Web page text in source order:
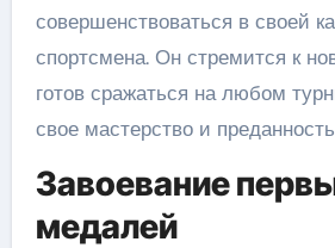
совершенствоваться в своей
спортсмена. Он стремится к
готов сражаться на любом
свое мастерство и
Завоевание
медалей